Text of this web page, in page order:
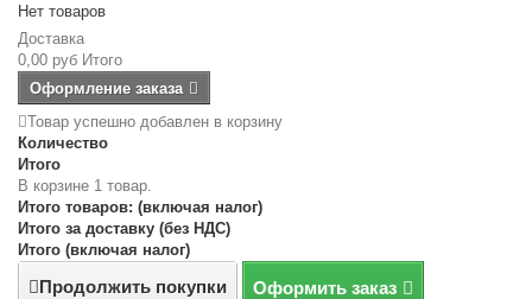
Нет товаров
Доставка
0,00 руб Итого
Оформление заказа
Товар успешно добавлен в корзину
Количество
Итого
В корзине 1 товар.
Итого товаров: (включая налог)
Итого за доставку (без НДС)
Итого (включая налог)
Продолжить покупки Оформить заказ